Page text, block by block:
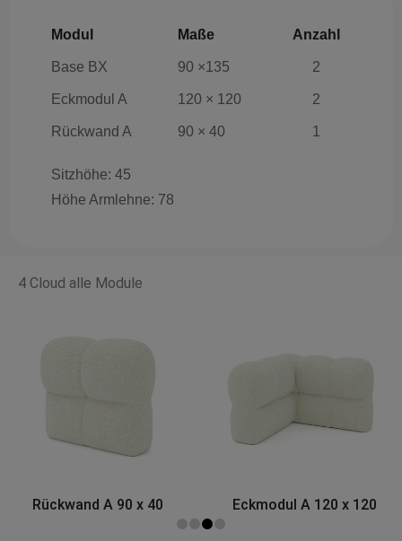
Modul Maße Anzahl
Base BX 90 ×135 2
Eckmodul A 120 × 120 2
Rückwand A 90 × 40 1
Sitzhöhe: 45
Höhe Armlehne: 78
4 Cloud alle Module
Eckmodul A 120 x 120 Base AX 90 x 90